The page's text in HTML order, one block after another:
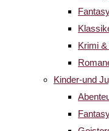
Krimi
Kinder-und